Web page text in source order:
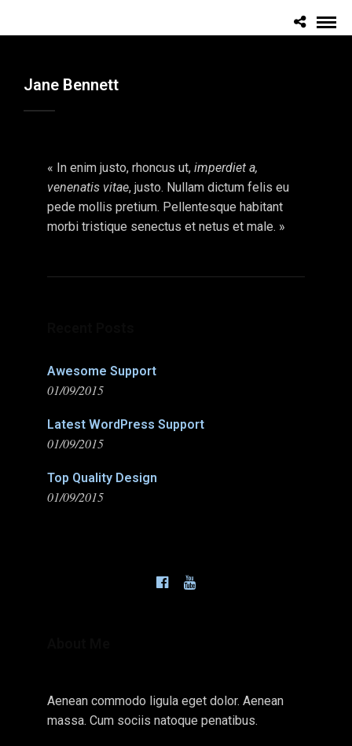
Jane Bennett
« In enim justo, rhoncus ut, imperdiet a,
venenatis vitae, justo. Nullam dictum felis eu
pede mollis pretium. Pellentesque habitant
morbi tristique senectus et netus et male. »
Awesome Support
01/09/2015
Latest WordPress Support
01/09/2015
Top Quality Design
01/09/2015
Aenean commodo ligula eget dolor. Aenean
massa. Cum sociis natoque penatibus.